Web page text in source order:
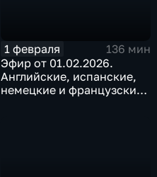
1 февраля
136 мин
Эфир от 01.02.2026.
Английские, испанские,
немецкие и французские